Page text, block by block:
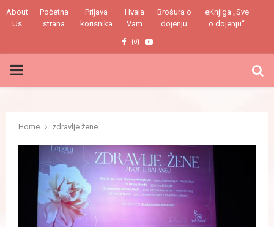
About
Us
Početna
strana
Prijava
korisnika
Hvala
Vam
Brošura o
dojenju
eKnjiga „Sve
o dojenju“
Facebook
Instagram
Youtube
PRIMARY
Home zdravlje žene